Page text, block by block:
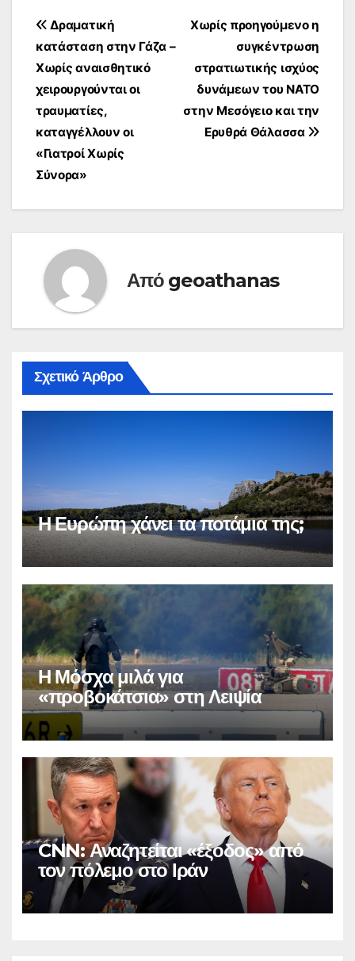
Πλοήγηση
άρθρων
Χωρίς προηγούμενο η
συγκέντρωση
στρατιωτικής ισχύος
δυνάμεων του ΝΑΤΟ
στην Μεσόγειο και την
Ερυθρά Θάλασσα
Δραματική
κατάσταση στην Γάζα –
Χωρίς αναισθητικό
χειρουργούνται οι
τραυματίες,
καταγγέλλουν οι
«Γιατροί Χωρίς
Σύνορα»
Από geoathanas
Σχετικό Άρθρο
Η Ευρώπη χάνει τα ποτάμια της;
Η Μόσχα μιλά για
«προβοκάτσια» στη Λειψία
CNN: Αναζητείται «έξοδος» από
τον πόλεμο στο Ιράν